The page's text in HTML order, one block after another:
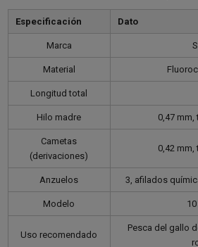
Especificación Dato
Marca
Material
Longitud total
Hilo madre 0,47 mm,
Cametas
(derivaciones)
0,42 mm,
Anzuelos 3, afilados
Modelo
Uso recomendado
Pesca del gallo